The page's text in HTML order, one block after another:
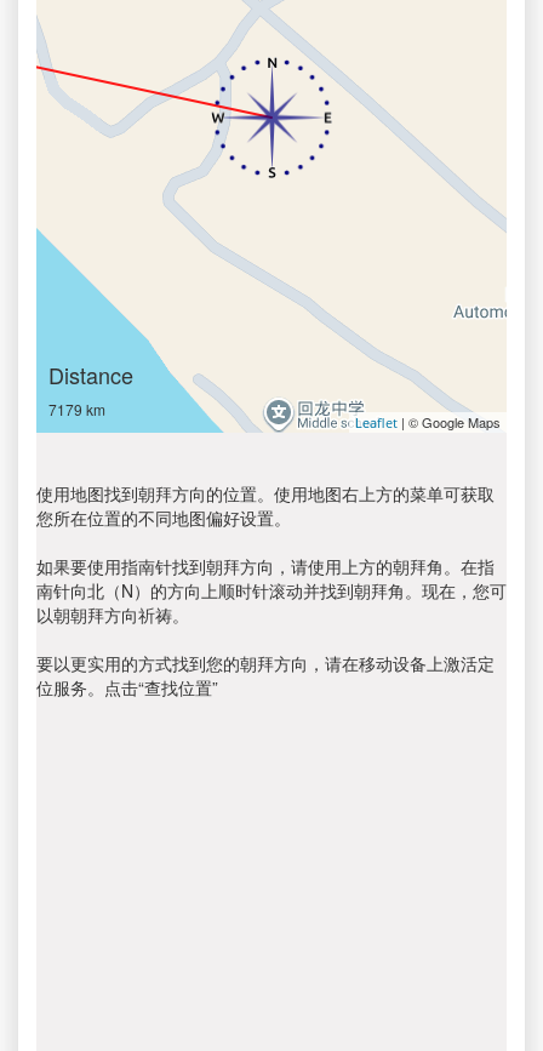
Distance
7179 km
Leaflet | © Google Maps
使用地图找到朝拜方向的位置。使用地图右上方的菜单可获取
您所在位置的不同地图偏好设置。
如果要使用指南针找到朝拜方向，请使用上方的朝拜角。在指
南针向北（N）的方向上顺时针滚动并找到朝拜角。现在，您可
以朝朝拜方向祈祷。
要以更实用的方式找到您的朝拜方向，请在移动设备上激活定
位服务。点击“查找位置”